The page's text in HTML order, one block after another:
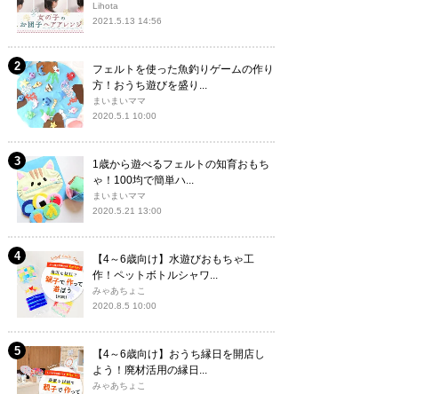
Lihota
2021.5.13 14:56
フェルトを使った魚釣りゲームの作り
方！おうち遊びを盛り...
まいまいママ
2020.5.1 10:00
1歳から遊べるフェルトの知育おもち
ゃ！100均で簡単ハ...
まいまいママ
2020.5.21 13:00
【4～6歳向け】水遊びおもちゃ工
作！ペットボトルシャワ...
みゃあちょこ
2020.8.5 10:00
【4～6歳向け】おうち縁日を開店し
よう！廃材活用の縁日...
みゃあちょこ